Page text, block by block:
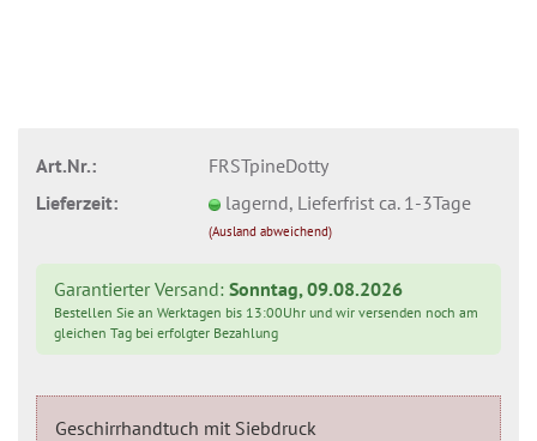
Art.Nr.:
FRSTpineDotty
Lieferzeit:
lagernd, Lieferfrist ca. 1-3Tage
(Ausland abweichend)
Garantierter Versand: Sonntag, 09.08.2026
Bestellen Sie an Werktagen bis 13:00Uhr und wir versenden noch am
gleichen Tag bei erfolgter Bezahlung
Geschirrhandtuch mit Siebdruck